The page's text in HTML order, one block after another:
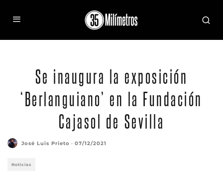
Se inaugura la exposición
‘Berlanguiano’ en la Fundación
Cajasol de Sevilla
José Luis Prieto · 07/12/2021
Noticias